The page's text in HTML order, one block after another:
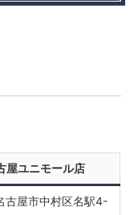
屋ユニモール店
古屋市中村区名駅4-